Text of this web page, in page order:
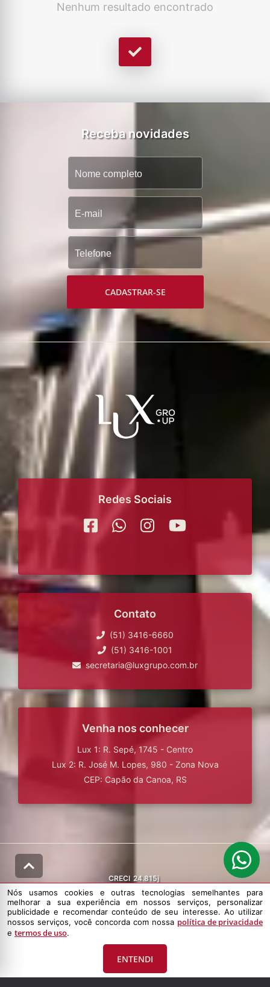
Nenhum resultado encontrado
Receba novidades
CADASTRAR-SE
Redes Sociais
Contato
(51) 3416-6660
(51) 3416-1001
secretaria@luxgrupo.com.br
Venha nos conhecer
Lux 1: R. Sepé, 1745 - Centro
Lux 2: R. José M. Lopes, 980 - Zona Nova
CEP: Capão da Canoa, RS
CRECI 24.815j
© DESENVOLVIDO PELA AGIL.NET
sua experiência em nossos serviços, personalizar publicidade e
Nós usamos cookies e outras tecnologias semelhantes para
melhorar a sua experiência em nossos serviços, personalizar
publicidade e recomendar conteúdo de seu interesse. Ao utilizar
nossos serviços, você concorda com nossa política de privacidade
e termos de uso.
ENTENDI